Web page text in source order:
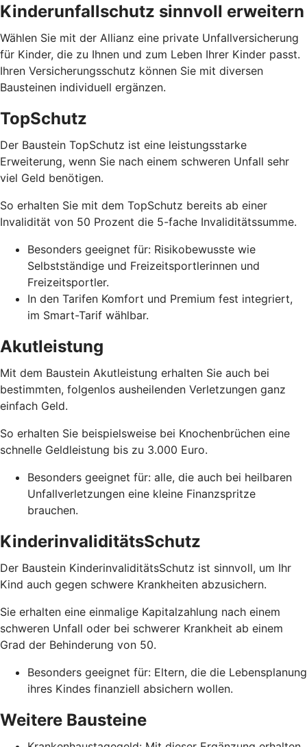
Kinderunfallschutz sinnvoll erweitern
Wählen Sie mit der Allianz eine private Unfallversicherung
für Kinder, die zu Ihnen und zum Leben Ihrer Kinder passt.
Ihren Versicherungsschutz können Sie mit diversen
Bausteinen individuell ergänzen.
TopSchutz
Der Baustein TopSchutz ist eine leistungsstarke
Erweiterung, wenn Sie nach einem schweren Unfall sehr
viel Geld benötigen.
So erhalten Sie mit dem TopSchutz bereits ab einer
Invalidität von 50 Prozent die 5-fache Invaliditätssumme.
Besonders geeignet für: Risikobewusste wie
Selbstständige und Freizeitsportlerinnen und
Freizeitsportler.
In den Tarifen Komfort und Premium fest integriert,
im Smart-Tarif wählbar.
Akutleistung
Mit dem Baustein Akutleistung erhalten Sie auch bei
bestimmten, folgenlos ausheilenden Verletzungen ganz
einfach Geld.
So erhalten Sie beispielsweise bei Knochenbrüchen eine
schnelle Geldleistung bis zu 3.000 Euro.
Besonders geeignet für: alle, die auch bei heilbaren
Unfallverletzungen eine kleine Finanzspritze
brauchen.
KinderinvaliditätsSchutz
Der Baustein KinderinvaliditätsSchutz ist sinnvoll, um Ihr
Kind auch gegen schwere Krankheiten abzusichern.
Sie erhalten eine einmalige Kapitalzahlung nach einem
schweren Unfall oder bei schwerer Krankheit ab einem
Grad der Behinderung von 50.
Besonders geeignet für: Eltern, die die Lebensplanung
ihres Kindes finanziell absichern wollen.
Weitere Bausteine